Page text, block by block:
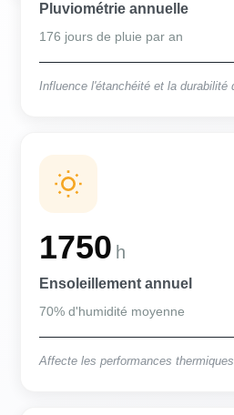
Pluviométrie annuelle
176 jours de pluie par an
Influence l'étanchéité et la durabilité
1750 h
Ensoleillement annuel
70% d'humidité moyenne
Affecte les performances